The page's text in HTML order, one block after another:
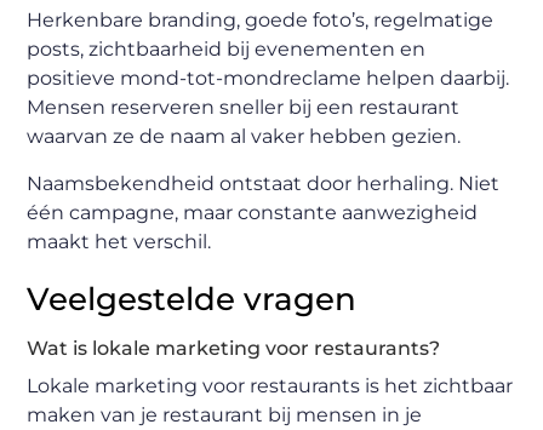
Herkenbare branding, goede foto’s, regelmatige
posts, zichtbaarheid bij evenementen en
positieve mond-tot-mondreclame helpen daarbij.
Mensen reserveren sneller bij een restaurant
waarvan ze de naam al vaker hebben gezien.
Naamsbekendheid ontstaat door herhaling. Niet
één campagne, maar constante aanwezigheid
maakt het verschil.
Veelgestelde vragen
Wat is lokale marketing voor restaurants?
Lokale marketing voor restaurants is het zichtbaar
maken van je restaurant bij mensen in je